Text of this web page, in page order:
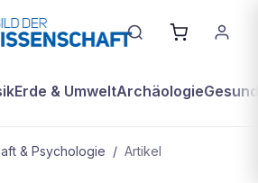
Erde & UmweltArchäologie
& Psychologie / Artikel